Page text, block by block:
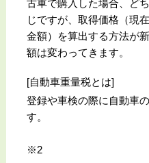
古車で購入した場合、ど
じですが、取得価格（現
金額）を算出する方法が
額は変わってきます。
[自動車重量税とは]
登録や車検の際に自動車
す。
※2